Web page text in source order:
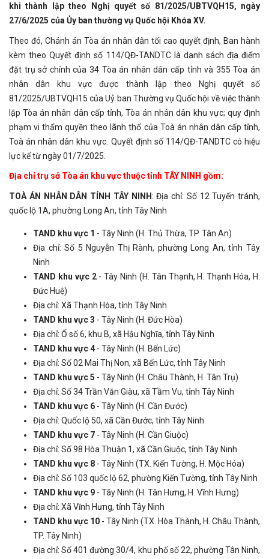
khi thành lập theo Nghị quyết số 81/2025/UBTVQH15, ngày
27/6/2025 của Ủy ban thường vụ Quốc hội Khóa XV.
Theo đó, Chánh án Tòa án nhân dân tối cao quyết định, Ban hành
kèm theo Quyết định số 114/QĐ-TANDTC là danh sách địa điểm
đặt trụ sở chính của 34 Tòa án nhân dân cấp tỉnh và 355 Tòa án
nhân dân khu vực được thành lập theo Nghị quyết số
81/2025/UBTVQH15 của Uỷ ban Thường vụ Quốc hội về việc thành
lập Tòa án nhân dân cấp tỉnh, Tòa án nhân dân khu vực; quy định
phạm vi thẩm quyền theo lãnh thổ của Toà án nhân dân cấp tỉnh,
Toà án nhân dân khu vực. Quyết định số 114/QĐ-TANDTC có hiệu
lực kể từ ngày 01/7/2025.
Địa chỉ trụ sở Tòa án khu vực thuộc tỉnh TÂY NINH gồm:
TOÀ ÁN NHÂN DÂN TỈNH TÂY NINH: Địa chỉ: Số 12 Tuyến tránh,
quốc lộ 1A, phường Long An, tỉnh Tây Ninh
TAND khu vực 1 - Tây Ninh (H. Thủ Thừa, TP. Tân An)
Địa chỉ: Số 5 Nguyễn Thị Rành, phường Long An, tỉnh Tây
Ninh
TAND khu vực 2- Tây Ninh (H. Tân Thạnh, H. Thạnh Hóa, H.
Đức Huệ)
Địa chỉ: Xã Thạnh Hóa, tỉnh Tây Ninh
TAND khu vực 3 - Tây Ninh (H. Đức Hòa)
Địa chỉ: Ố số 6, khu B, xã Hậu Nghĩa, tỉnh Tây Ninh
TAND khu vực 4 - Tây Ninh (H. Bến Lức)
Địa chỉ: Số 02 Mai Thị Non, xã Bến Lức, tỉnh Tây Ninh
TAND khu vực 5 - Tây Ninh (H. Châu Thành, H. Tân Trụ)
Địa chỉ: Số 34 Trần Văn Giàu, xã Tầm Vu, tỉnh Tây Ninh
TAND khu vực 6 - Tây Ninh (H. Cần Đước)
Địa chỉ: Quốc lộ 50, xã Cần Đước, tỉnh Tây Ninh
TAND khu vực 7 - Tây Ninh (H. Cần Giuộc)
Địa chỉ: Số 98 Hòa Thuận 1, xã Cần Giuộc, tỉnh Tây Ninh
TAND khu vực 8 - Tây Ninh (TX. Kiến Tường, H. Mộc Hóa)
Địa chỉ: Số 103 quốc lộ 62, phường Kiến Tường, tỉnh Tây Ninh
TAND khu vực 9 - Tây Ninh (H. Tân Hưng, H. Vĩnh Hưng)
Địa chỉ: Xã Vĩnh Hưng, tỉnh Tây Ninh
TAND khu vực 10 - Tây Ninh (TX. Hòa Thành, H. Châu Thành,
TP. Tây Ninh)
Địa chỉ: Số 401 đường 30/4, khu phố số 22, phường Tân Ninh,